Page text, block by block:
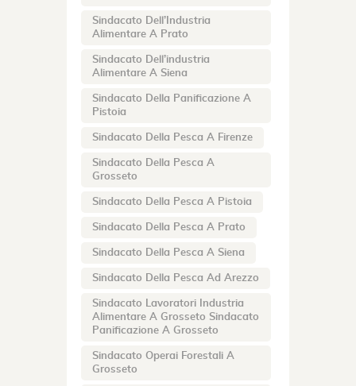
Sindacato Dell’Industria
Alimentare A Prato
Sindacato Dell’industria
Alimentare A Siena
Sindacato Della Panificazione A
Pistoia
Sindacato Della Pesca A Firenze
Sindacato Della Pesca A
Grosseto
Sindacato Della Pesca A Pistoia
Sindacato Della Pesca A Prato
Sindacato Della Pesca A Siena
Sindacato Della Pesca Ad Arezzo
Sindacato Lavoratori Industria
Alimentare A Grosseto Sindacato
Panificazione A Grosseto
Sindacato Operai Forestali A
Grosseto